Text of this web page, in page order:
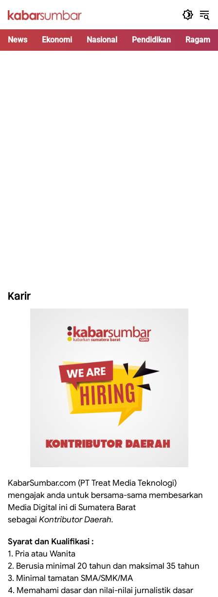
News Ekonomi Nasional Pendidikan Ragam
Karir
KabarSumbar.com (PT Treat Media Teknologi)
mengajak anda untuk bersama-sama membesarkan
Media Digital ini di Sumatera Barat
sebagai Kontributor Daerah.
Syarat dan Kualifikasi :
1. Pria atau Wanita
2. Berusia minimal 20 tahun dan maksimal 35 tahun
3. Minimal tamatan SMA/SMK/MA
4. Memahami dasar dan nilai-nilai jurnalistik dasar